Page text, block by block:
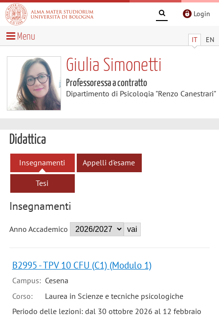
Login
IT EN
Menu
Giulia Simonetti
Professoressa a contratto
Dipartimento di Psicologia "Renzo Canestrari"
Didattica
Insegnamenti Appelli d'esame
Tesi
Insegnamenti
Anno Accademico
B2995 - TPV 10 CFU (C1) (Modulo 1)
Campus: Cesena
Corso:
Laurea in Scienze e tecniche psicologiche
Periodo delle lezioni: dal 30 ottobre 2026 al 12 febbraio